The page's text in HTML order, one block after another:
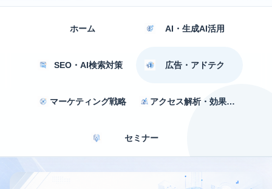
ホーム AI・生成AI活用
SEO・AI検索対策 広告・アドテク
マーケティング戦略 アクセス解析・効果測定
セミナー